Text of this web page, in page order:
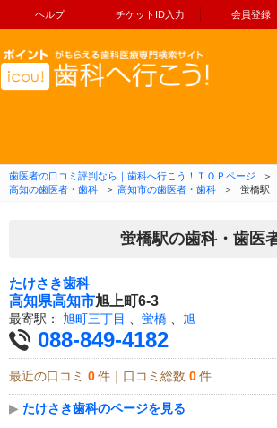
ヘルプ チケットID入力 会員登録
コンテンツへ
歯医者の口コミ評判なら｜歯科へ行こう！ＴＯＰページ
＞
高知の歯医者・歯科
＞ 高知市の歯医者・歯科 ＞ 蛍橋駅
蛍橋駅の歯科・歯医
たけさき歯科
高知県高知市旭上町6-3
最寄駅： 旭町三丁目 蛍橋 旭
088-849-4182
最近の口コミ 0 件｜口コミ総数 0 件
▶ たけさき歯科のページを見る